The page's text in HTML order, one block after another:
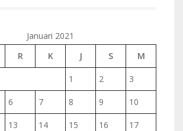
Januari 2021
R K J S M
1 2 3
6 7 8 9 10
13 14 15 16 17